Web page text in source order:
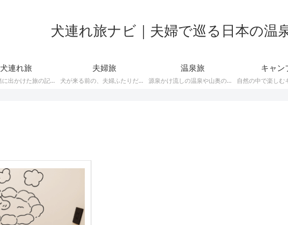
犬連れ旅ナビ｜夫婦で巡る日本の温
犬連れ旅
愛犬と一緒に出かけた旅の記録です。犬と泊まれる宿、ペットOKの観光地やカフェ、旅先での工夫など、わんこと一緒に楽しむ旅のヒントをお届けします。
夫婦旅
犬が来る前の、夫婦ふたりだけで巡った日本各地の旅の記録です。車旅や飛行機を使った旅、観光地や温泉、グルメスポットなど、思い出とともにご紹介します。
温泉旅
源泉かけ流しの温泉や山奥の秘湯、日帰り温泉、温泉宿のレビューなど、温泉好き夫婦のとっておき情報を集めています。犬連れOKの温泉宿も掲載しています。
キャン